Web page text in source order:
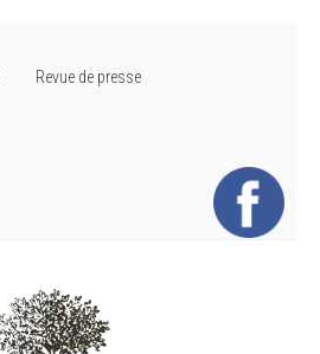
Revue de presse